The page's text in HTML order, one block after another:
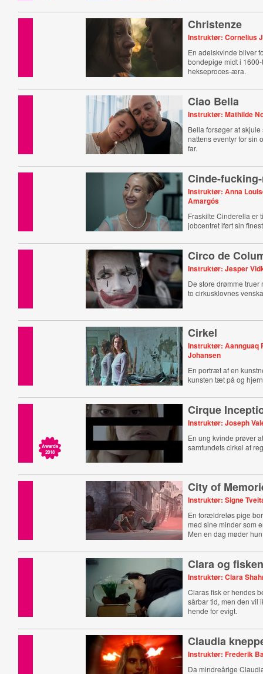
Christenze
Instruktør: Cornelius
En adelskvinde bliver
bondepige midt i
hekseproces-æra.
Ciao Bella
Instruktør: Mathilde
Bella forsøger at
nattens eventyr for sin
far.
Cinde-
Instruktør: Anna
Amargós
Fraskilte Cinderella er
jobcentret iført sin
Circo de
Instruktør: Jesper
De store drømme
to cirkusklovnes
Cirkel
Instruktør: Aannguaq
Johansen
En portræt af en
kunsten tæt på og
Awards
2018
Cirque
Instruktør: Joseph
En ung kvinde prøver
samfundets cirkel af
City of
Instruktør: Signe
En forældreløs pige
med sine minder som
Men en dag møder
Clara og
Instruktør: Clara
Claras fisk er hendes
sårbar tid, men den vil
hende for evigt.
Claudia
Instruktør: Frederik
Da mindreårige